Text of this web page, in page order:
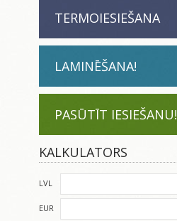
TERMOIESIEŠANA
LAMINĒŠANA!
PASŪTĪT IESIEŠANU!
KALKULATORS
LVL
EUR